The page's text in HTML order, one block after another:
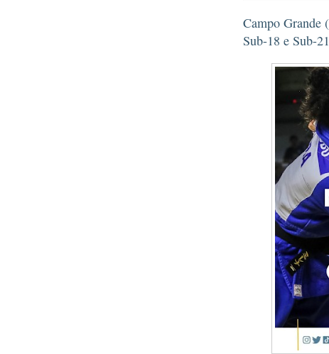
Campo Grande
Sub-18 e Sub-